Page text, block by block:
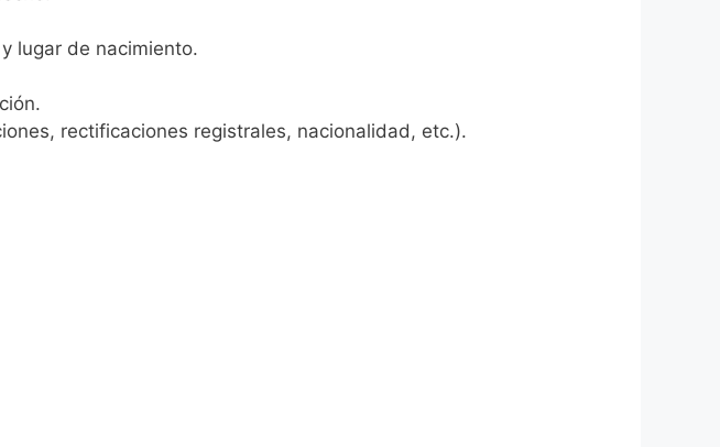
lugar de nacimiento.
rectificaciones registrales, nacionalidad, etc.).